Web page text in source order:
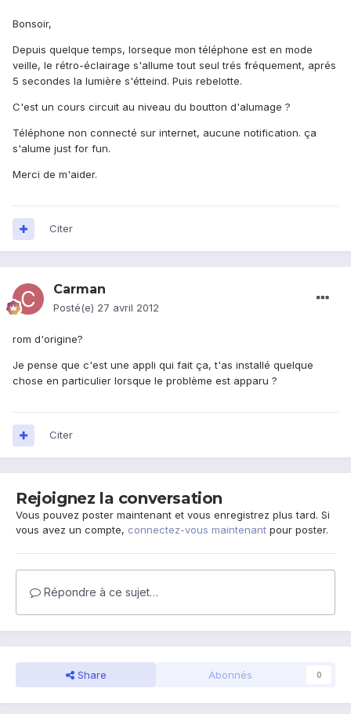
Bonsoir,
Depuis quelque temps, lorseque mon téléphone est en mode
veille, le rétro-éclairage s'allume tout seul trés fréquement, aprés
5 secondes la lumière s'étteind. Puis rebelotte.
C'est un cours circuit au niveau du boutton d'alumage ?
Téléphone non connecté sur internet, aucune notification. ça
s'alume just for fun.
Merci de m'aider.
Citer
Carman
Posté(e) 27 avril 2012
rom d'origine?
Je pense que c'est une appli qui fait ça, t'as installé quelque
chose en particulier lorsque le problème est apparu ?
Citer
Rejoignez la conversation
Vous pouvez poster maintenant et vous enregistrez plus tard. Si
vous avez un compte, connectez-vous maintenant pour poster.
Répondre à ce sujet…
Share Abonnés 0